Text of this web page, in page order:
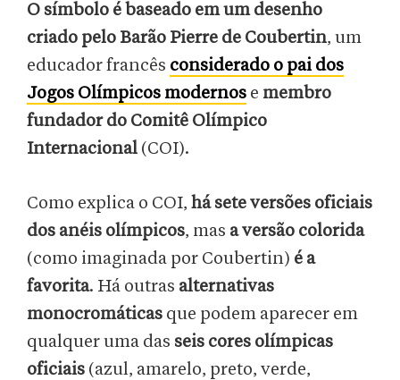
O símbolo é baseado em um desenho
criado pelo Barão Pierre de Coubertin, um
educador francês considerado o pai dos
Jogos Olímpicos modernos e membro
fundador do Comitê Olímpico
Internacional (COI).
Como explica o COI, há sete versões oficiais
dos anéis olímpicos, mas a versão colorida
(como imaginada por Coubertin) é a
favorita. Há outras alternativas
monocromáticas que podem aparecer em
qualquer uma das seis cores olímpicas
oficiais (azul, amarelo, preto, verde,